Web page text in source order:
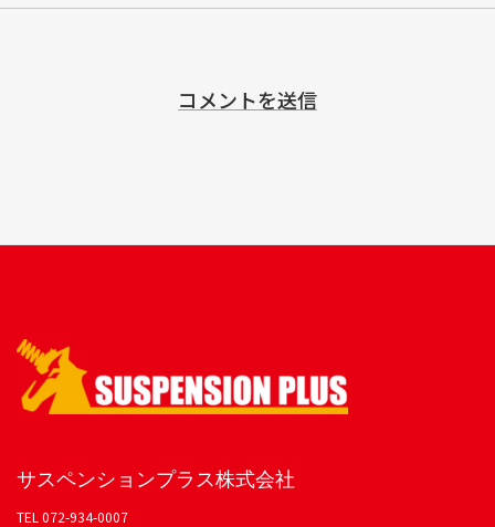
サスペンションプラス株式会社
TEL 072-934-0007